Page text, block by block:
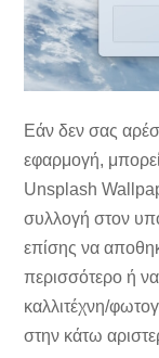
Εάν δεν σας
εφαρμογή,
Unsplash
συλλογή στον
επίσης να
περισσότερο ή
καλλιτέχνη/
στην κάτω